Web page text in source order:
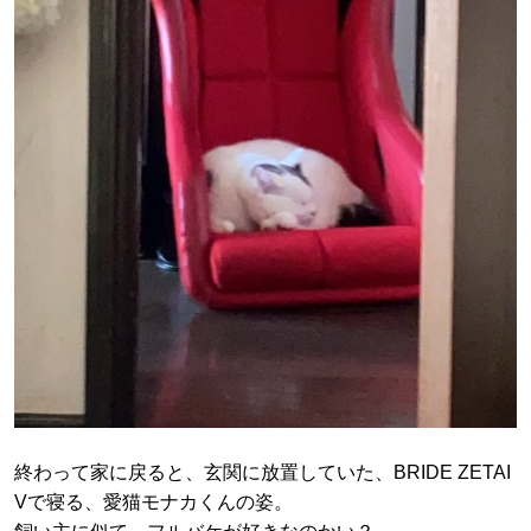
終わって家に戻ると、玄関に放置していた、BRIDE ZETAI
Vで寝る、愛猫モナカくんの姿。